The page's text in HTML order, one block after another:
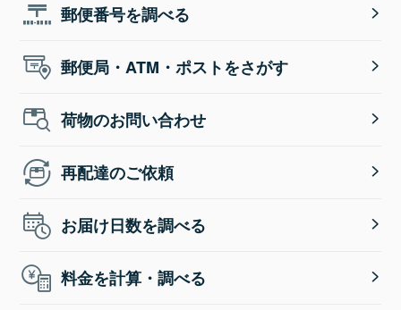
郵便番号を調べる
郵便局・ATM・ポストをさがす
荷物のお問い合わせ
再配達のご依頼
お届け日数を調べる
料金を計算・調べる